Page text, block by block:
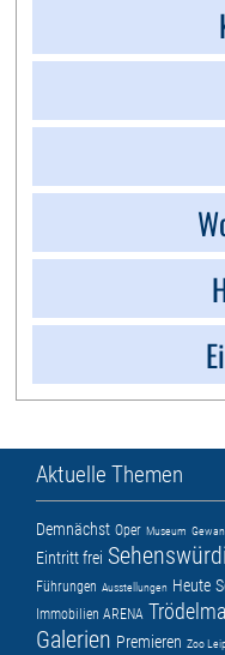
Aktuelle Themen
Demnächst Oper Museum
Eintritt frei
Führungen Ausstellungen Heute
Immobilien ARENA
Galerien Premieren Zoo